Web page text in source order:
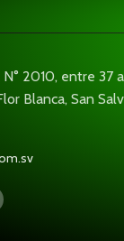
N° 2010, entre 37
Blanca, San